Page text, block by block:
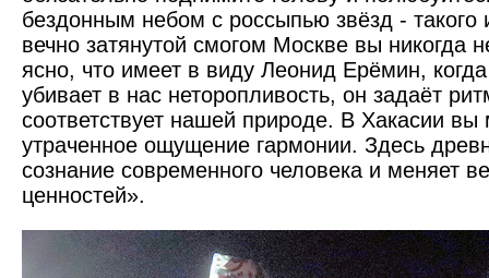
бездонным небом с россыпью звёзд - такого
вечно затянутой смогом Москве вы никогда
ясно, что имеет в виду Леонид Ерёмин,
убивает в нас неторопливость, он задаёт
соответствует нашей природе. В Хакасии вы
утраченное ощущение гармонии. Здесь
сознание современного человека и меняет
ценностей».